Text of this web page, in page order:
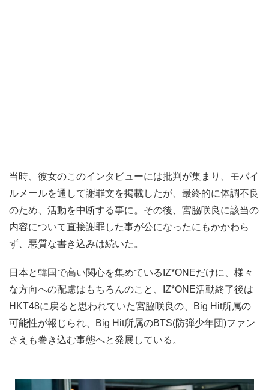
当時、彼女のこのインタビューには批判が集まり、モバイ
ルメールを通して謝罪文を掲載したが、最終的に体調不良
のため、活動を中断する事に。その後、宮脇咲良に該当の
内容について直接謝罪した事が公になったにもかかわら
ず、悪質な書き込みは続いた。
日本と韓国で高い関心を集めているIZ*ONEだけに、様々
な方向への配慮はもちろんのこと、IZ*ONE活動終了後は
HKT48に戻ると思われていた宮脇咲良の、Big Hit所属の
可能性が報じられ、Big Hit所属のBTS(防弾少年団)ファン
さえも巻き込む事態へと発展している。